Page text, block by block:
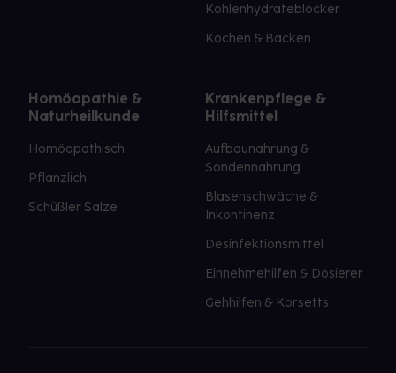
Kohlenhydrateblocker
Kochen & Backen
Homöopathie &
Naturheilkunde
Homöopathisch
Pflanzlich
Schüßler Salze
Krankenpflege &
Hilfsmittel
Aufbaunahrung &
Sondennahrung
Blasenschwäche &
Inkontinenz
Desinfektionsmittel
Einnehmehilfen & Dosierer
Gehhilfen & Korsetts